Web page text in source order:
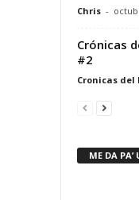
Chris -
Crónicas
#2
Cronicas
ME DA